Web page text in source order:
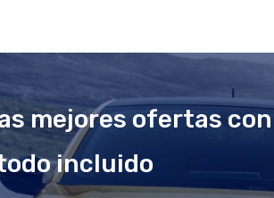
mejores ofertas con
incluido